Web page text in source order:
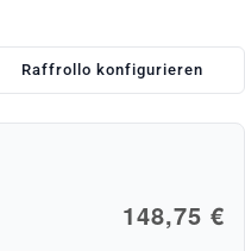
Raffrollo konfigurieren
148,75 €